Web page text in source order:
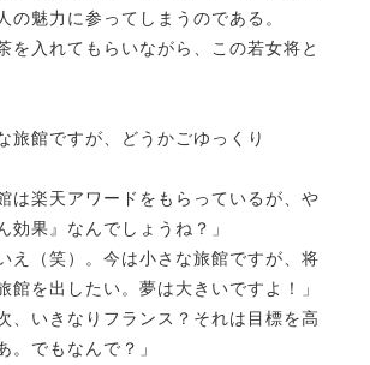
の魅力に参ってしまうのである。
を入れてもらいながら、この若女将と
旅館ですが、どうかごゆっくり
は楽天アワードをもらっているが、や
効果』なんでしょうね？」
え（笑）。今は小さな旅館ですが、将
館を出したい。夢は大きいですよ！」
、いきなりフランス？それは目標を高
。でもなんで？」